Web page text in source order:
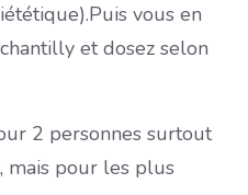
vous en
et dosez selon
2 personnes surtout
mais pour les plus